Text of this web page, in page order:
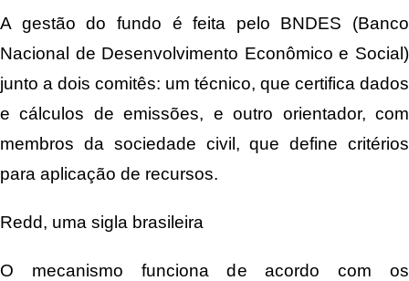
A gestão do fundo é feita pelo BNDES (Banco
Nacional de Desenvolvimento Econômico e Social)
junto a dois comitês: um técnico, que certifica dados
e cálculos de emissões, e outro orientador, com
membros da sociedade civil, que define critérios
para aplicação de recursos.
Redd, uma sigla brasileira
O mecanismo funciona de acordo com os